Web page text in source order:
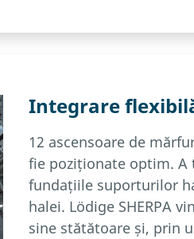
Integrare
12 ascensoare de
fie poziționate optim. A
fundațiile suporturilor
halei. Lödige SHERPA
sine stătătoare și, prin